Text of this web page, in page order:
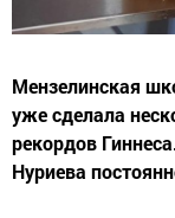
Мензелинская
уже сделала
рекордов
Нуриева